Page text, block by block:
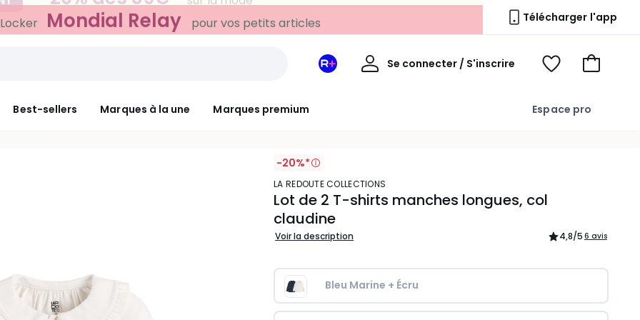
Mondial Relay pour vos petits articles Télécharger l'app
Best-sellers Marques à la une Marques premium Espace pro
Mon
Se connecter / S'inscrire
Mon
Voir
Voir
-20%*
LA REDOUTE COLLECTIONS
Lot de 2 T-shirts manches longues, col
claudine
Voir la description 4,8/5 6 avis
Bleu Marine + Écru